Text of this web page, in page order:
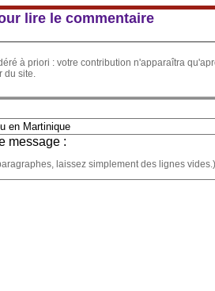
lire le commentaire
à priori : votre contribution n'apparaîtra
du site.
message :
laissez simplement des lignes vides.)